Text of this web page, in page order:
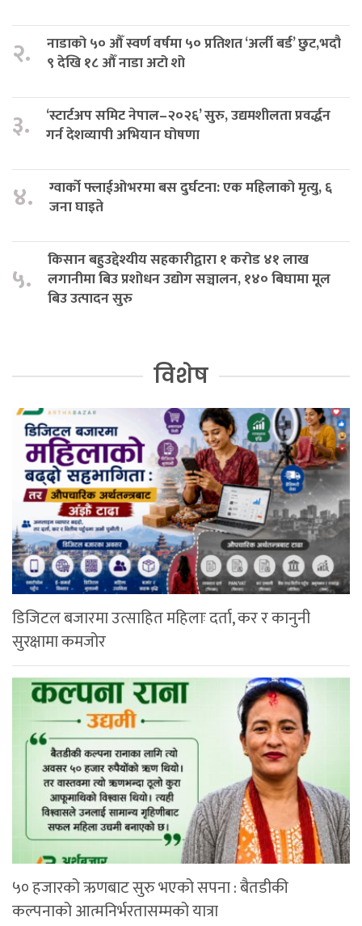
२.
नाडाको ५० औँ स्वर्ण वर्षमा ५० प्रतिशत ‘अर्ली बर्ड’ छुट,भदौ
९ देखि १८ औँ नाडा अटो शो
३.
‘स्टार्टअप समिट नेपाल–२०२६’ सुरु, उद्यमशीलता प्रवर्द्धन
गर्न देशव्यापी अभियान घोषणा
४.
ग्वार्को फ्लाईओभरमा बस दुर्घटना: एक महिलाको मृत्यु, ६
जना घाइते
५.
किसान बहुउद्देश्यीय सहकारीद्वारा १ करोड ४१ लाख
लगानीमा बिउ प्रशोधन उद्योग सञ्चालन, १४० बिघामा मूल
बिउ उत्पादन सुरु
विशेष
डिजिटल बजारमा उत्साहित महिलाः दर्ता, कर र कानुनी
सुरक्षामा कमजोर
५० हजारको ऋणबाट सुरु भएको सपना : बैतडीकी
कल्पनाको आत्मनिर्भरतासम्मको यात्रा